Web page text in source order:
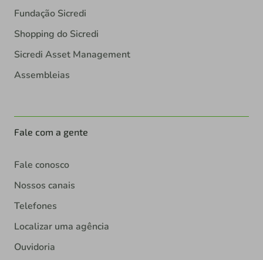
Fundação Sicredi
Shopping do Sicredi
Sicredi Asset Management
Assembleias
Fale com a gente
Fale conosco
Nossos canais
Telefones
Localizar uma agência
Ouvidoria